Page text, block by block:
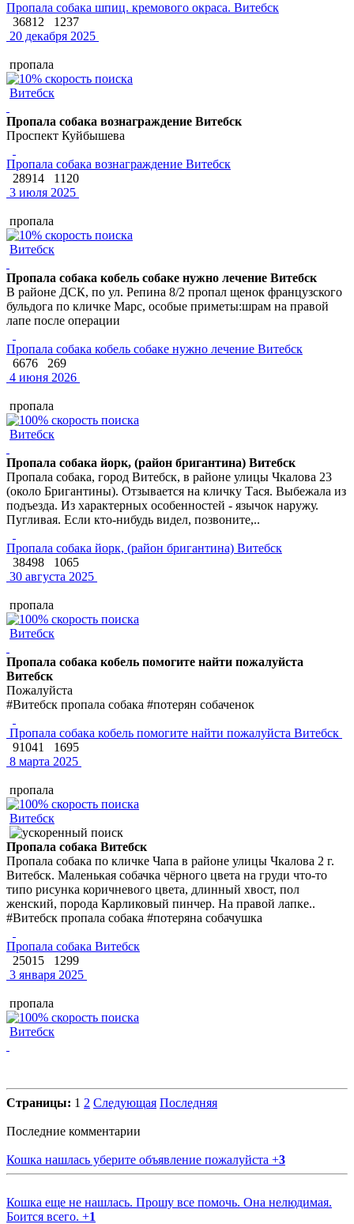
Пропала собака шпиц. кремового окраса. Витебск
36812
1237
20 декабря 2025
пропала
Витебск
Пропала собака вознаграждение Витебск
Проспект Куйбышева
Пропала собака вознаграждение Витебск
28914
1120
3 июля 2025
пропала
Витебск
Пропала собака кобель собаке нужно лечение Витебск
В районе ДСК, по ул. Репина 8/2 пропал щенок французского
бульдога по кличке Марс, особые приметы:шрам на правой
лапе после операции
Пропала собака кобель собаке нужно лечение Витебск
6676
269
4 июня 2026
пропала
Витебск
Пропала собака йорк, (район бригантина) Витебск
Пропала собака, город Витебск, в районе улицы Чкалова 23
(около Бригантины). Отзывается на кличку Тася. Выбежала из
подъезда. Из характерных особенностей - язычок наружу.
Пугливая. Если кто-нибудь видел, позвоните,..
Пропала собака йорк, (район бригантина) Витебск
38498
1065
30 августа 2025
пропала
Витебск
Пропала собака кобель помогите найти пожалуйста
Витебск
Пожалуйста
#Витебск пропала собака #потерян собаченок
Пропала собака кобель помогите найти пожалуйста Витебск
91041
1695
8 марта 2025
пропала
Витебск
Пропала собака Витебск
Пропала собака по кличке Чапа в районе улицы Чкалова 2 г.
Витебск. Маленькая собачка чёрного цвета на груди что-то
типо рисунка коричневого цвета, длинный хвост, пол
женский, порода Карликовый пинчер. На правой лапке..
#Витебск пропала собака #потеряна собачушка
Пропала собака Витебск
25015
1299
3 января 2025
пропала
Витебск
Страницы: 1 2 Следующая Последняя
Последние комментарии
Кошка нашлась уберите объявление пожалуйста +3
Кошка еще не нашлась. Прошу все помочь. Она нелюдимая.
Боится всего. +1